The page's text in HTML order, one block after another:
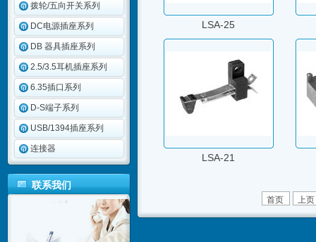
拨轮/五向开关系列
DC电源插座系列
DB 器具插座系列
2.5/3.5耳机插座系列
6.35插口系列
D-S端子系列
USB/1394插座系列
连接器
联系我们
LSA-25
LSA-21
首页 上页